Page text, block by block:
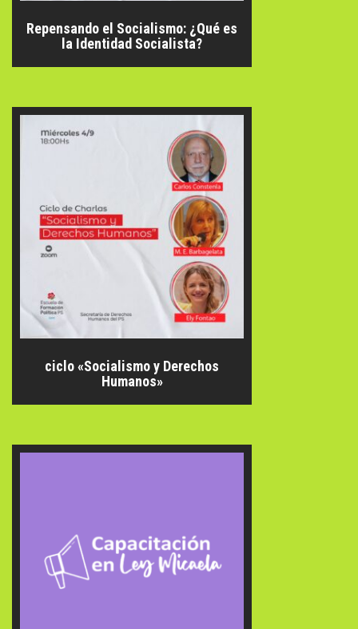
Repensando el Socialismo: ¿Qué es
la Identidad Socialista?
ciclo «Socialismo y Derechos
Humanos»